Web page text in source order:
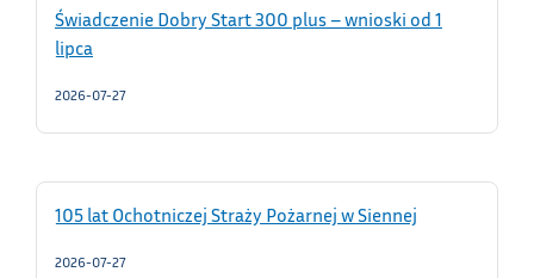
Świadczenie Dobry Start 300 plus – wnioski od 1
lipca
2026-07-27
105 lat Ochotniczej Straży Pożarnej w Siennej
2026-07-27